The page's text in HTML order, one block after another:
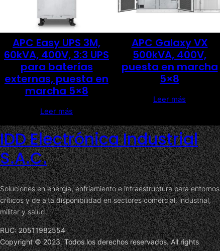
APC Easy UPS 3M,
60kVA, 400V, 3:3 UPS
para baterías
externas, puesta en
marcha 5×8
Leer más
APC Galaxy VX
500kVA, 400V,
puesta en marcha
5×8
Leer más
IDD Electrónica Industrial
S.A.C.
Soluciones en energía, enfriamiento e infraestructura para entornos
críticos y de alta disponibilidad en sectores comercial, industrial,
militar y salud.
RUC: 20511982554
Copyright © 2023. Todos los derechos reservados. All rights